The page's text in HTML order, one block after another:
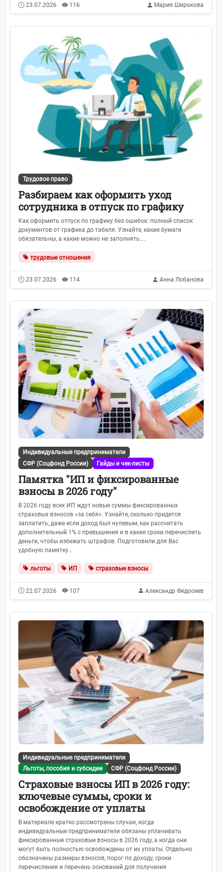
23.07.2026 116 Мария Широкова
Трудовое право
Разбираем как оформить уход
сотрудника в отпуск по графику
Как оформить отпуск по графику без ошибок: полный список
документов от графика до табеля. Узнайте, какие бумаги
обязательны, а какие можно не заполнять....
трудовые отношения
23.07.2026 114 Анна Лобанова
Индивидуальные предприниматели
СФР (Соцфонд России)
Гайды и чек-листы
Памятка "ИП и фиксированные
взносы в 2026 году"
В 2026 году всех ИП ждут новые суммы фиксированных
страховых взносов «за себя». Узнайте, сколько придется
заплатить, даже если доход был нулевым, как рассчитать
дополнительный 1% с превышения и в какие сроки перечислить
деньги, чтобы избежать штрафов. Подготовили для Вас
удобную памятку...
льготы ИП страховые взносы
22.07.2026 107 Александр Федосеев
Индивидуальные предприниматели
Льготы, пособия и субсидии
СФР (Соцфонд России)
Страховые взносы ИП в 2026 году:
ключевые суммы, сроки и
освобождение от уплаты
В материале кратко рассмотрены случаи, когда
индивидуальные предприниматели обязаны уплачивать
фиксированные страховые взносы в 2026 году, а когда они
могут быть полностью освобождены от их уплаты. Отдельно
обозначены размеры взносов, порог по доходу, сроки
перечисления и перечень оснований для получения